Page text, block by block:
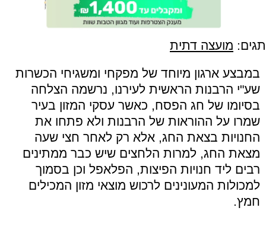
תגים: מועצה דתית
במבצע ארגון מיוחד של מפקחי ומשגיחי הכשרות
שע"י הרבנות הראשית לעירנו, נרשמה הצלחה
בסיומו של חג הפסח, כאשר עסקי המזון בעיר
שמרו על ההוראות של הרבנות ולא פתחו את
החנויות בצאת החג, אלא רק לאחר חצי שעה
מצאת החג, למרות הלחצים שיש כבר ממתינים
רבים ליד חנויות הפיצות, הפלאפל וכן בסמוך
למכולות המעונינים לרכוש מוצאי מזון המכילים
חמץ.